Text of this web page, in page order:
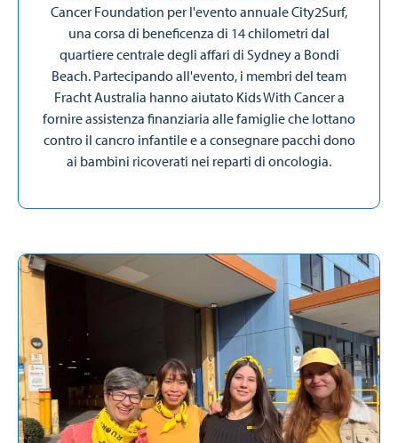
Cancer Foundation per l'evento annuale City2Surf,
una corsa di beneficenza di 14 chilometri dal
quartiere centrale degli affari di Sydney a Bondi
Beach. Partecipando all'evento, i membri del team
Fracht Australia hanno aiutato Kids With Cancer a
fornire assistenza finanziaria alle famiglie che lottano
contro il cancro infantile e a consegnare pacchi dono
ai bambini ricoverati nei reparti di oncologia.